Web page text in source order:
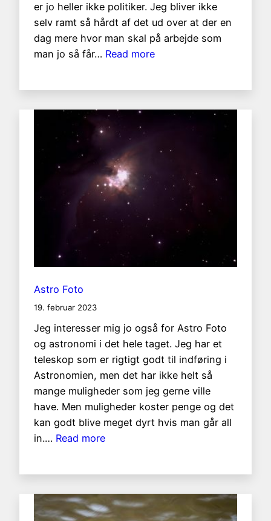
er jo heller ikke politiker. Jeg bliver ikke
selv ramt så hårdt af det ud over at der en
dag mere hvor man skal på arbejde som
man jo så får… Read more:
Astro Foto
19. februar 2023
Jeg interesser mig jo også for Astro Foto
og astronomi i det hele taget. Jeg har et
teleskop som er rigtigt godt til indføring i
Astronomien, men det har ikke helt så
mange muligheder som jeg gerne ville
have. Men muligheder koster penge og det
kan godt blive meget dyrt hvis man går all
in.… Read more: